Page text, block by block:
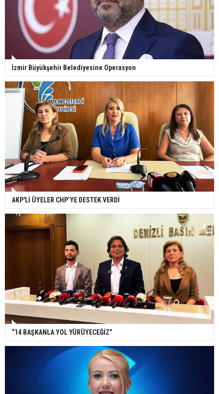
İzmir Büyükşehir Belediyesine Operasyon
AKP'Lİ ÜYELER CHP’YE DESTEK VERDİ
“14 BAŞKANLA YOL YÜRÜYECEĞİZ”